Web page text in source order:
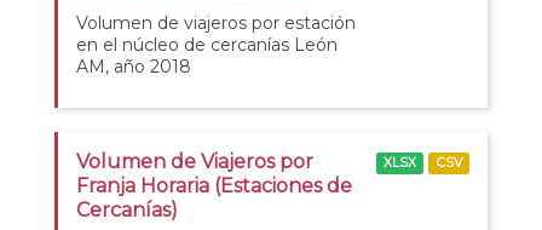
Volumen de viajeros por estación
en el núcleo de cercanías León
AM, año 2018
Volumen de Viajeros por
Franja Horaria (Estaciones de
Cercanías)
XLSX CSV